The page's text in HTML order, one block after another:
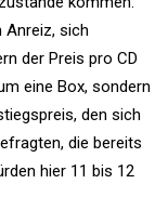
Anreiz, sich
der Preis pro CD
eine Box, sondern
den sich
die bereits
hier 11 bis 12